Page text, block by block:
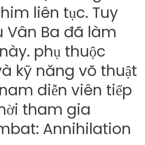
liên tục. Tuy
Vân Ba đã làm
phụ thuộc
kỹ năng võ thuật
diễn viên tiếp
tham gia
Annihilation